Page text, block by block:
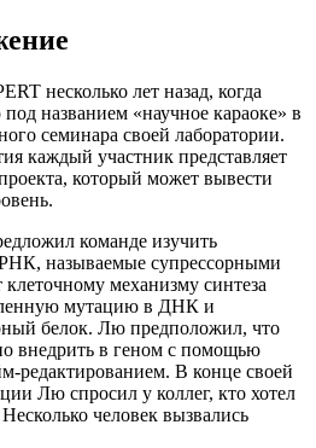
несколько лет назад, когда
названием «научное караоке» в
семинара своей лаборатории.
каждый участник представляет
который может вывести
команде изучить
называемые супрессорными
механизму синтеза
мутацию в ДНК и
белок. Лю предположил, что
внедрить в геном с помощью
редактированием. В конце своей
Лю спросил у коллег, кто хотел
человек вызвались